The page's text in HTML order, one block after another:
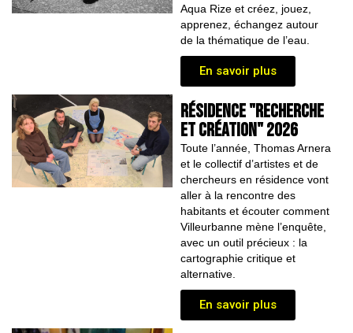
Aqua Rize et créez, jouez,
apprenez, échangez autour
de la thématique de l’eau.
En savoir plus
résidence "recherche
et création" 2026
Toute l’année, Thomas Arnera
et le collectif d’artistes et de
chercheurs en résidence vont
aller à la rencontre des
habitants et écouter comment
Villeurbanne mène l’enquête,
avec un outil précieux : la
cartographie critique et
alternative.
En savoir plus